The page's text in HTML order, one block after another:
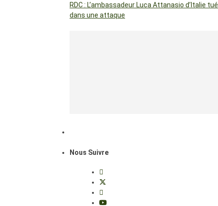
RDC : L’ambassadeur Luca Attanasio d’Italie tué
dans une attaque
Nous Suivre